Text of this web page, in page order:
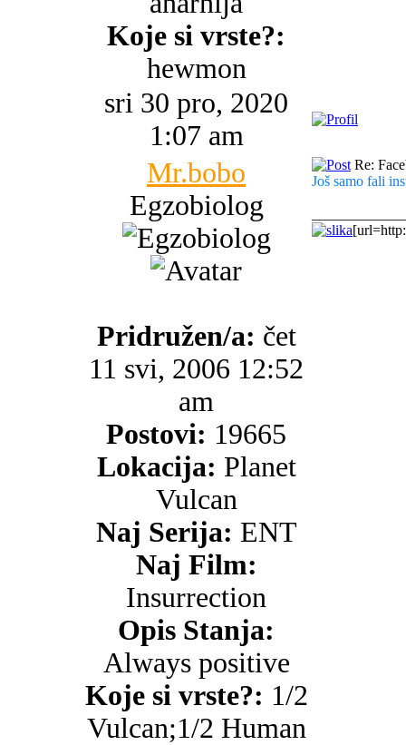
Koje si vrste?:
hewmon
sri 30 pro, 2020
1:07 am
Mr.bobo
Egzobiolog
Pridružen/a: čet
11 svi, 2006 12:52
am
Postovi: 19665
Lokacija: Planet
Vulcan
Naj Serija: ENT
Naj Film:
Insurrection
Opis Stanja:
Always positive
Koje si vrste?: 1/2
Vulcan;1/2 Human
Re:
Još samo fali